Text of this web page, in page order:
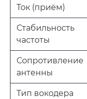
Ток (приём)
Стабильность
частоты
Сопротивление
антенны
Тип вокодера